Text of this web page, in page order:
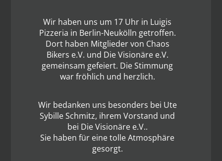
Wir haben uns um 17 Uhr in Luigis
Pizzeria in Berlin-Neukölln getroffen.
Dort haben Mitglieder von Chaos
Bikers e.V. und Die Visionäre e.V.
gemeinsam gefeiert. Die Stimmung
war fröhlich und herzlich.
Wir bedanken uns besonders bei Ute
Sybille Schmitz, ihrem Vorstand und
bei Die Visionäre e.V..
Sie haben für eine tolle Atmosphäre
gesorgt.